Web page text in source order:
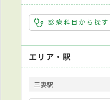
消化器外科
診療科目から探す
エリア・駅
三妻駅